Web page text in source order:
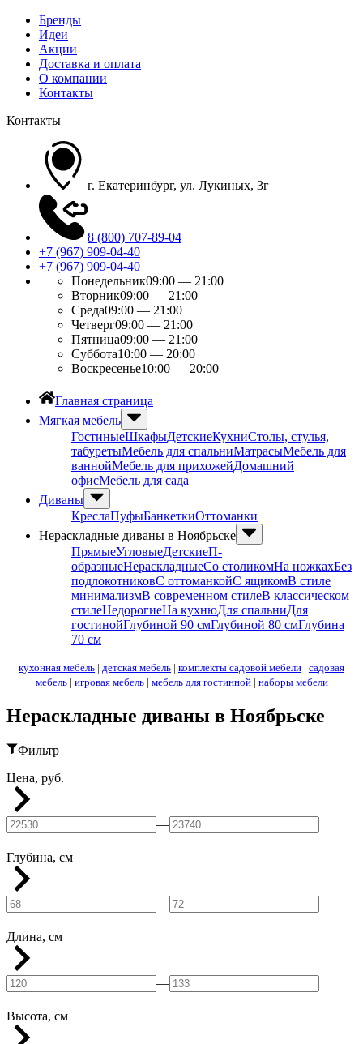
Бренды
Идеи
Акции
Доставка и оплата
О компании
Контакты
Контакты
г. Екатеринбург, ул. Лукиных, 3г
8 (800) 707-89-04
+7 (967) 909-04-40
+7 (967) 909-04-40
Понедельник09:00 — 21:00
Вторник09:00 — 21:00
Среда09:00 — 21:00
Четверг09:00 — 21:00
Пятница09:00 — 21:00
Суббота10:00 — 20:00
Воскресенье10:00 — 20:00
Главная страница
Мягкая мебель
ГостиныеШкафыДетскиеКухниСтолы, стулья,
табуретыМебель для спальниМатрасыМебель для
ваннойМебель для прихожейДомашний
офисМебель для сада
Диваны
КреслаПуфыБанкеткиОттоманки
Нераскладные диваны в Ноябрьске
ПрямыеУгловыеДетскиеП-
образныеНераскладныеСо столикомНа ножкахБез
подлокотниковС оттоманкойС ящикомВ стиле
минимализмВ современном стилеВ классическом
стилеНедорогиеНа кухнюДля спальниДля
гостинойГлубиной 90 смГлубиной 80 смГлубина
70 см
кухонная мебель | детская мебель | комплекты садовой мебели | садовая
мебель| игровая мебель| мебель для гостинной| наборы мебели
Нераскладные диваны в Ноябрьске
Фильтр
Цена, руб.
—
Глубина, см
—
Длина, см
—
Высота, см